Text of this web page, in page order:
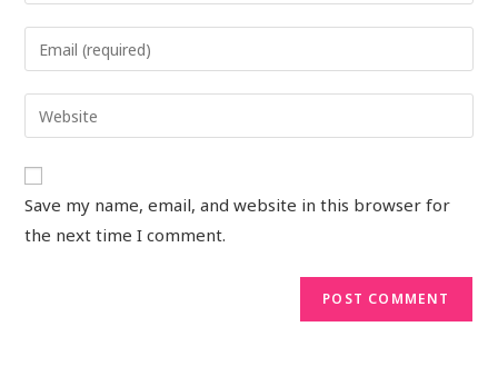
Save my name, email, and website in this browser for
the next time I comment.